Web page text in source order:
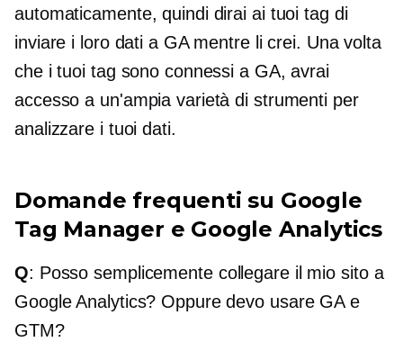
automaticamente, quindi dirai ai tuoi tag di
inviare i loro dati a GA mentre li crei. Una volta
che i tuoi tag sono connessi a GA, avrai
accesso a un'ampia varietà di strumenti per
analizzare i tuoi dati.
Domande frequenti su Google
Tag Manager e Google Analytics
Q: Posso semplicemente collegare il mio sito a
Google Analytics? Oppure devo usare GA e
GTM?